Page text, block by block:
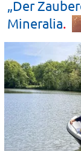
„Der
Mineralia